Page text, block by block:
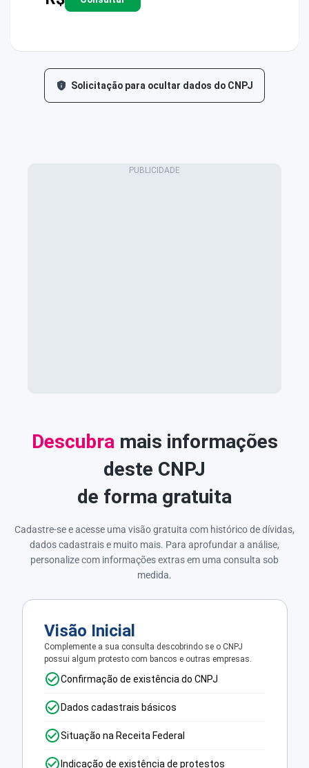
Solicitação para ocultar dados do CNPJ
Descubra mais informações
deste CNPJ
de forma gratuita
Cadastre-se e acesse uma visão gratuita com histórico de dívidas,
dados cadastrais e muito mais. Para aprofundar a análise,
personalize com informações extras em uma consulta sob
medida.
Visão Inicial
Complemente a sua consulta descobrindo se o CNPJ
possui algum protesto com bancos e outras empresas.
Confirmação de existência do CNPJ
Dados cadastrais básicos
Situação na Receita Federal
Indicação de existência de protestos